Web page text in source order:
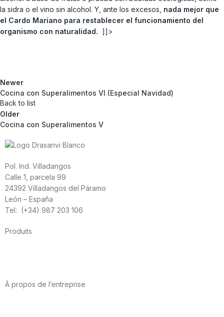
la sidra o el vino sin alcohol. Y, ante los excesos, nada mejor que
el Cardo Mariano para restablecer el funcionamiento del
organismo con naturalidad. ]]>
Newer
Cocina con Superalimentos VI (Especial Navidad)
Back to list
Older
Cocina con Superalimentos V
Pol. Ind. Villadangos
Calle 1, parcela 99
24392 Villadangos del Páramo
León – España
Tel: (+34) 987 203 106
Produits
À propos de l’entreprise